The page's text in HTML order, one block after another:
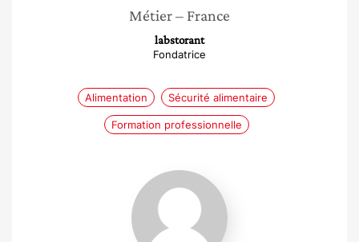
Métier– France
labstorant
Fondatrice
Alimentation Sécurité alimentaire
Formation professionnelle
Hanen
Mtaoua